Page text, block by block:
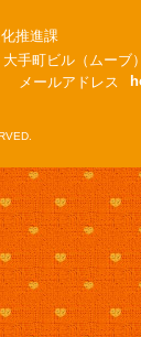
推進課
手町ビル（ムーブ
メールアドレス